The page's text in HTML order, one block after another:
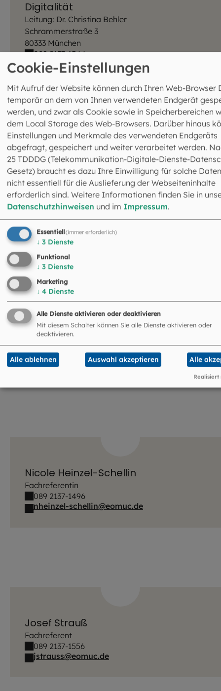
Digitalität
Leitung: Dr. Christina Behler
Schrammerstraße 3
80333 München
089 2137-1544
fsmd@eomuc.de
Fachstelle 5.MD – Medien und
Digitalität - Medienverleih
Schrammerstraße 3
80333 München
089 2137-2450
medienbestellung@eomuc.de
Öffnungszeiten Medienverleih
Montag bis Donnerstag: 13:00-16:30 Uhr
Freitags, an Feiertagen und während der
bayerischen Schulferien geschlossen!
Nicole Heinzel-Schellin
Fachreferentin
089 2137-1496
nheinzel-schellin@eomuc.de
Josef Strauß
Fachreferent
089 2137-1556
jstrauss@eomuc.de
Cookie-Einstellungen
Mit Aufruf der Website können durch Ihren Web-Browser
temporär an dem von Ihnen verwendeten Endgerät
werden, und zwar als Cookie sowie in Speicherbereichen
dem Local Storage des Web-Browsers. Darüber hinaus
Einstellungen und Merkmale des verwendeten Endgeräts
abgefragt, gespeichert und weiter verarbeitet werden.
25 TDDDG (Telekommunikation-Digitale-Dienste-
Gesetz) braucht es dazu Ihre Einwilligung für solche
nicht essentiell für die Auslieferung der Webseiteninhalte
erforderlich sind. Weitere Informationen finden Sie in
Datenschutzhinweisen und im Impressum.
Essentiell(immer erforderlich)
↓ 3 Dienste
Funktional
↓ 3 Dienste
Marketing
↓ 4 Dienste
Alle Dienste aktivieren oder deaktivieren
Mit diesem Schalter können Sie alle Dienste aktivieren oder
deaktivieren.
Alle ablehnen Auswahl akzeptieren Alle
Realisiert